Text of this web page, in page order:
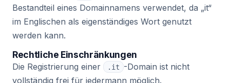
Bestandteil eines Domainnamens verwendet, da „it“
im Englischen als eigenständiges Wort genutzt
werden kann.
Rechtliche Einschränkungen
Die Registrierung einer .it
-Domain ist nicht
vollständig frei für jedermann möglich.